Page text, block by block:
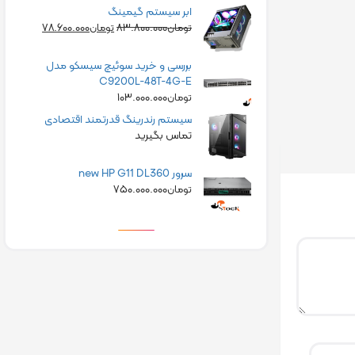
ابر سیستم گیمینگ
تومان۸۳.۸۰۰.۰۰۰تومان۷۸.۶۰۰.۰۰۰
بررسی و خرید سوئیچ سیسکو مدل
C9200L-48T-4G-E
تومان۱۰۳.۰۰۰.۰۰۰
سیستم رندرینگ قدرتمند اقتصادی
تماس بگیرید
سرور new HP G11 DL360
تومان۷۵۰.۰۰۰.۰۰۰